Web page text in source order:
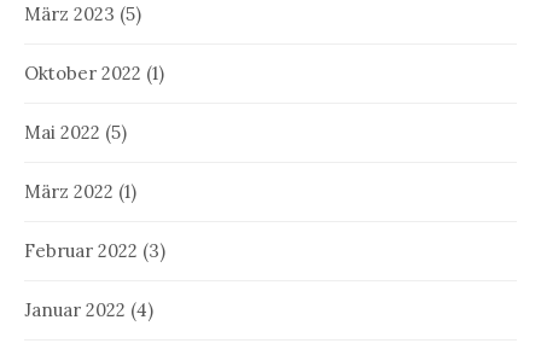
März 2023 (5)
Oktober 2022 (1)
Mai 2022 (5)
März 2022 (1)
Februar 2022 (3)
Januar 2022 (4)